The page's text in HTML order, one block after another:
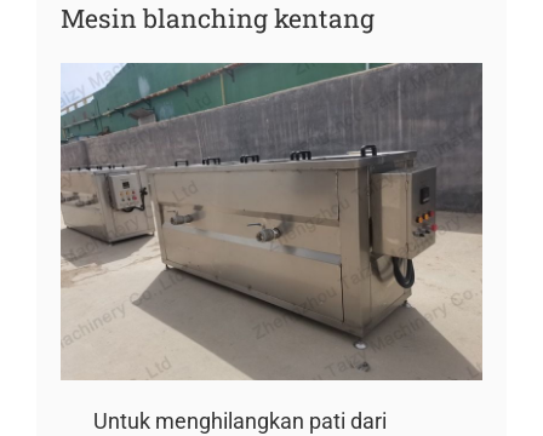
Mesin blanching kentang
Untuk menghilangkan pati dari